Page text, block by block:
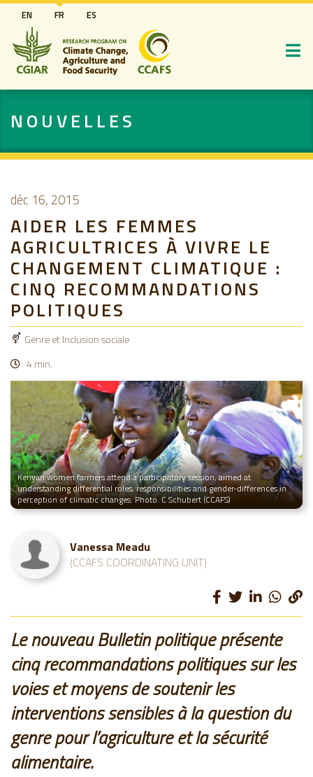
Aller
au
contenu
principal
EN FR ES
NOUVELLES
déc 16, 2015
AIDER LES FEMMES
AGRICULTRICES À VIVRE LE
CHANGEMENT CLIMATIQUE :
CINQ RECOMMANDATIONS
POLITIQUES
Genre et Inclusion sociale
4 min.
Kenyan women farmers attend a participatory session, aimed at
understanding differential roles, responsibilities and gender-differences in
perception of climatic changes. Photo. C Schubert (CCAFS)
Vanessa Meadu
(CCAFS COORDINATING UNIT)
Le nouveau Bulletin politique présente
cinq recommandations politiques sur les
voies et moyens de soutenir les
interventions sensibles à la question du
genre pour l’agriculture et la sécurité
alimentaire.